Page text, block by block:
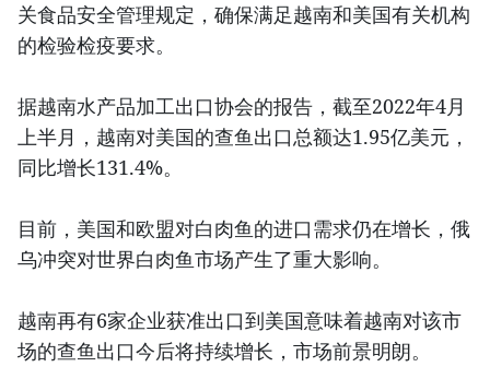
关食品安全管理规定，确保满足越南和美国有关机构
的检验检疫要求。
据越南水产品加工出口协会的报告，截至2022年4月
上半月，越南对美国的查鱼出口总额达1.95亿美元，
同比增长131.4%。
目前，美国和欧盟对白肉鱼的进口需求仍在增长，俄
乌冲突对世界白肉鱼市场产生了重大影响。
越南再有6家企业获准出口到美国意味着越南对该市
场的查鱼出口今后将持续增长，市场前景明朗。